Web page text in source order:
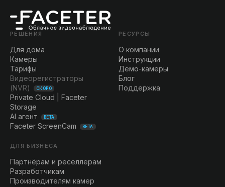
РЕШЕНИЯ
Для дома
Камеры
Тарифы
Видеорегистраторы
(NVR)
СКОРО
Private Cloud | Faceter
Storage
AI агент
BETA
Faceter ScreenCam BETA
РЕСУРСЫ
О компании
Инструкции
Демо-камеры
Блог
Поддержка
ДЛЯ БИЗНЕСА
Партнёрам и реселлерам
Разработчикам
Производителям камер